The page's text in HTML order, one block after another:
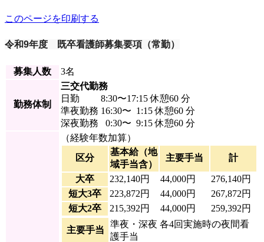
このページを印刷する
令和9年度 既卒看護師募集要項（常勤）
募集人数 3名
勤務体制
三交代勤務
日勤 8:30〜17:15 休憩60 分
準夜勤務 16:30〜 1:15 休憩60 分
深夜勤務 0:30〜 9:15 休憩60 分
（経験年数加算）
区分
基本給（地
域手当含）
主要手当 計
大卒 232,140円 44,000円
276,140円
短大3卒
223,872円 44,000円
267,872円
短大2卒
215,392円 44,000円 259,392円
主要手当
準夜・深夜 各4回実施時の夜間看
護手当